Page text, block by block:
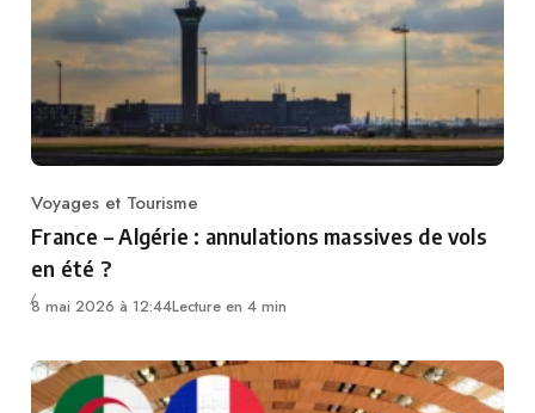
Category
Voyages et Tourisme
France – Algérie : annulations massives de vols
en été ?
8 mai 2026 à 12:44Lecture en 4 min